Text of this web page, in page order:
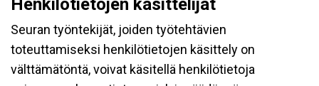
Henkilötietojen käsittelijät
Seuran työntekijät, joiden työtehtävien
toteuttamiseksi henkilötietojen käsittely on
välttämätöntä, voivat käsitellä henkilötietoja